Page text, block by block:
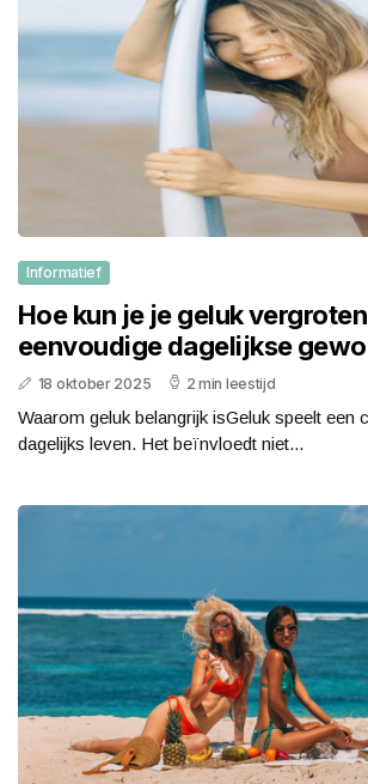
Informatief
Hoe kun je je geluk
eenvoudige dagelijkse
18 oktober 2025 2 min leestijd
Waarom geluk belangrijk isGeluk speelt een
dagelijks leven. Het beïnvloedt niet...